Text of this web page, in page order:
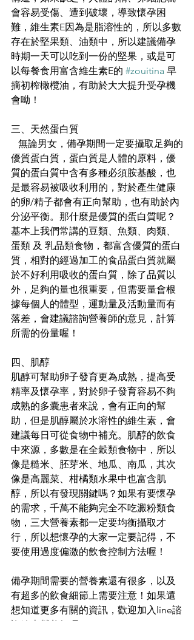
會容易受傷、遭到破壞，導致懷孕困
難，維生素E因為是脂溶性的，所以多數
存在於堅果類、油類中，所以建議備孕
時期一天可以吃到一份的堅果，或是可
以每餐食用富含維生素E的 #zouitina 早
摘初榨橄欖油，有助於大大提升受孕機
會呦！
三、天然蛋白質
優質蛋白質，蛋白質是人體的原料，優
質的蛋白質中含有多種必須胺基酸，也
是最容易被吸收利用的，對於產生健康
的卵/精子都會有正向幫助，也有助於內
分泌平衡。那什麼是優質的蛋白質呢？
基本上我們常講的豆類、魚類、肉類、
蛋類 及 乳品類食物，都富含優質的蛋白
質，相對的經過加工的食品蛋白質就屬
於不好利用吸收的蛋白質，除了品質以
外，足夠的量也很重要，但需要量會根
據每個人的體型，運動量及活動量而有
落差，會建議諮詢營養師的意見，計算
所需的份量喔！
四、肌醇
肌醇可幫助卵子發育更為成熟，提高受
精率及懷孕率，對於卵子發育容易不夠
成熟的多囊患者來說，會有正向的幫
助，但是肌醇屬於水溶性的維生素，會
建議每日可從食物中補充。肌醇的飲食
中來源，多數是在全穀類食物中，所以
像是糙米、胚芽米、地瓜、南瓜，其次
像是高麗菜、柑橘類水果中也富含肌
醇，所以有發現關鍵嗎？如果有要懷孕
的需求，千萬不能夠完全不吃澱粉類食
物，三大營養素都一定要均衡攝取才
行，所以想懷孕的大家一定要記得，不
要使用過度偏激的飲食控制方法喔！
備孕期間需要的營養素還有很多，以及
有超多的飲食細節上需要注意！如果還
想知道更多有關的資訊，歡迎加入line諮